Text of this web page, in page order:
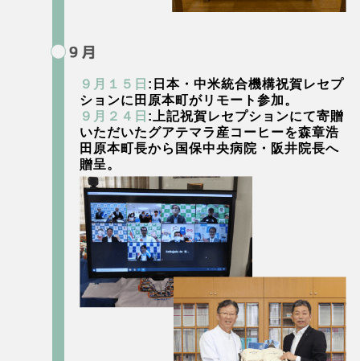
９月１５日 :日本・中米統合機構祝賀レセプ
ションに田原本町がリモート参加。
９月２４日 :上記祝賀レセプションにて寄贈
いただいたグアテマラ産コーヒーを森章浩
田原本町長から国保中央病院・阪井院長へ
贈呈。